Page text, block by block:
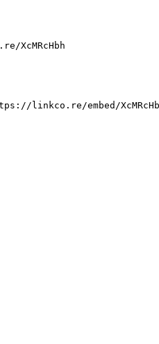
XcMRcHbh
linkco.re/embed/